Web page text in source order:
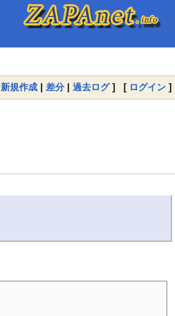
新規作成 | 差分 | 過去ログ] [ ログイン ]